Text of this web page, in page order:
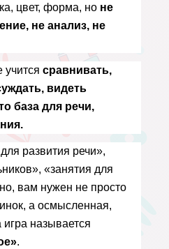
цвет, форма, но не
не анализ, не
учится сравнивать,
видеть
база для речи,
развития речи»,
«занятия для
вам нужен не просто
а осмысленная,
.